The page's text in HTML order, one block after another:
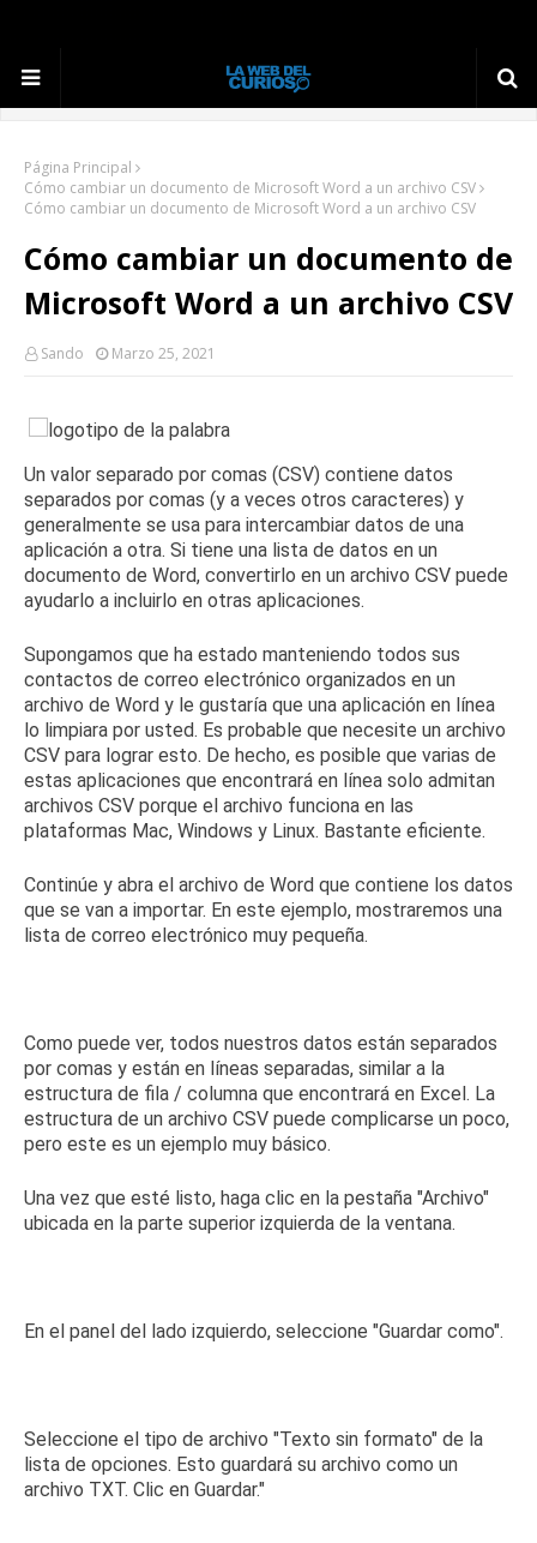
Página Principal
Cómo cambiar un documento de Microsoft Word a un archivo CSV
Cómo cambiar un documento de Microsoft Word a un archivo CSV
Cómo cambiar un documento de
Microsoft Word a un archivo CSV
Sando Marzo 25, 2021
Un valor separado por comas (CSV) contiene datos
separados por comas (y a veces otros caracteres) y
generalmente se usa para intercambiar datos de una
aplicación a otra. Si tiene una lista de datos en un
documento de Word, convertirlo en un archivo CSV puede
ayudarlo a incluirlo en otras aplicaciones.
Supongamos que ha estado manteniendo todos sus
contactos de correo electrónico organizados en un
archivo de Word y le gustaría que una aplicación en línea
lo limpiara por usted. Es probable que necesite un archivo
CSV para lograr esto. De hecho, es posible que varias de
estas aplicaciones que encontrará en línea solo admitan
archivos CSV porque el archivo funciona en las
plataformas Mac, Windows y Linux. Bastante eficiente.
Continúe y abra el archivo de Word que contiene los datos
que se van a importar. En este ejemplo, mostraremos una
lista de correo electrónico muy pequeña.
Como puede ver, todos nuestros datos están separados
por comas y están en líneas separadas, similar a la
estructura de fila / columna que encontrará en Excel. La
estructura de un archivo CSV puede complicarse un poco,
pero este es un ejemplo muy básico.
Una vez que esté listo, haga clic en la pestaña "Archivo"
ubicada en la parte superior izquierda de la ventana.
En el panel del lado izquierdo, seleccione "Guardar como".
Seleccione el tipo de archivo "Texto sin formato" de la
lista de opciones. Esto guardará su archivo como un
archivo TXT. Clic en Guardar."